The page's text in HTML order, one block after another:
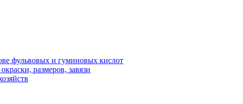
фульвовых и гуминовых кислот
размеров, завязи